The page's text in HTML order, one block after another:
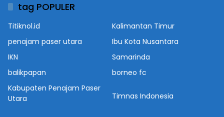
tag POPULER
Titiknol.id
Kalimantan Timur
penajam paser utara
Ibu Kota Nusantara
IKN
Samarinda
balikpapan
borneo fc
Kabupaten Penajam Paser
Utara
Timnas Indonesia